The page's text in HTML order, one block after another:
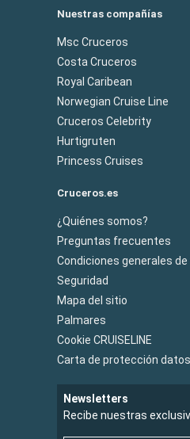
Nuestras compañías
Msc Cruceros
Costa Cruceros
Royal Caribean
Norwegian Cruise Line
Cruceros Celebrity
Hurtigruten
Princess Cruises
Cruceros.es
¿Quiénes somos?
Preguntas frecuentes
Condiciones generales
Seguridad
Mapa del sitio
Palmares
Cookie CRUISELINE
Carta de protección
Newsletters
Recibe nuestras